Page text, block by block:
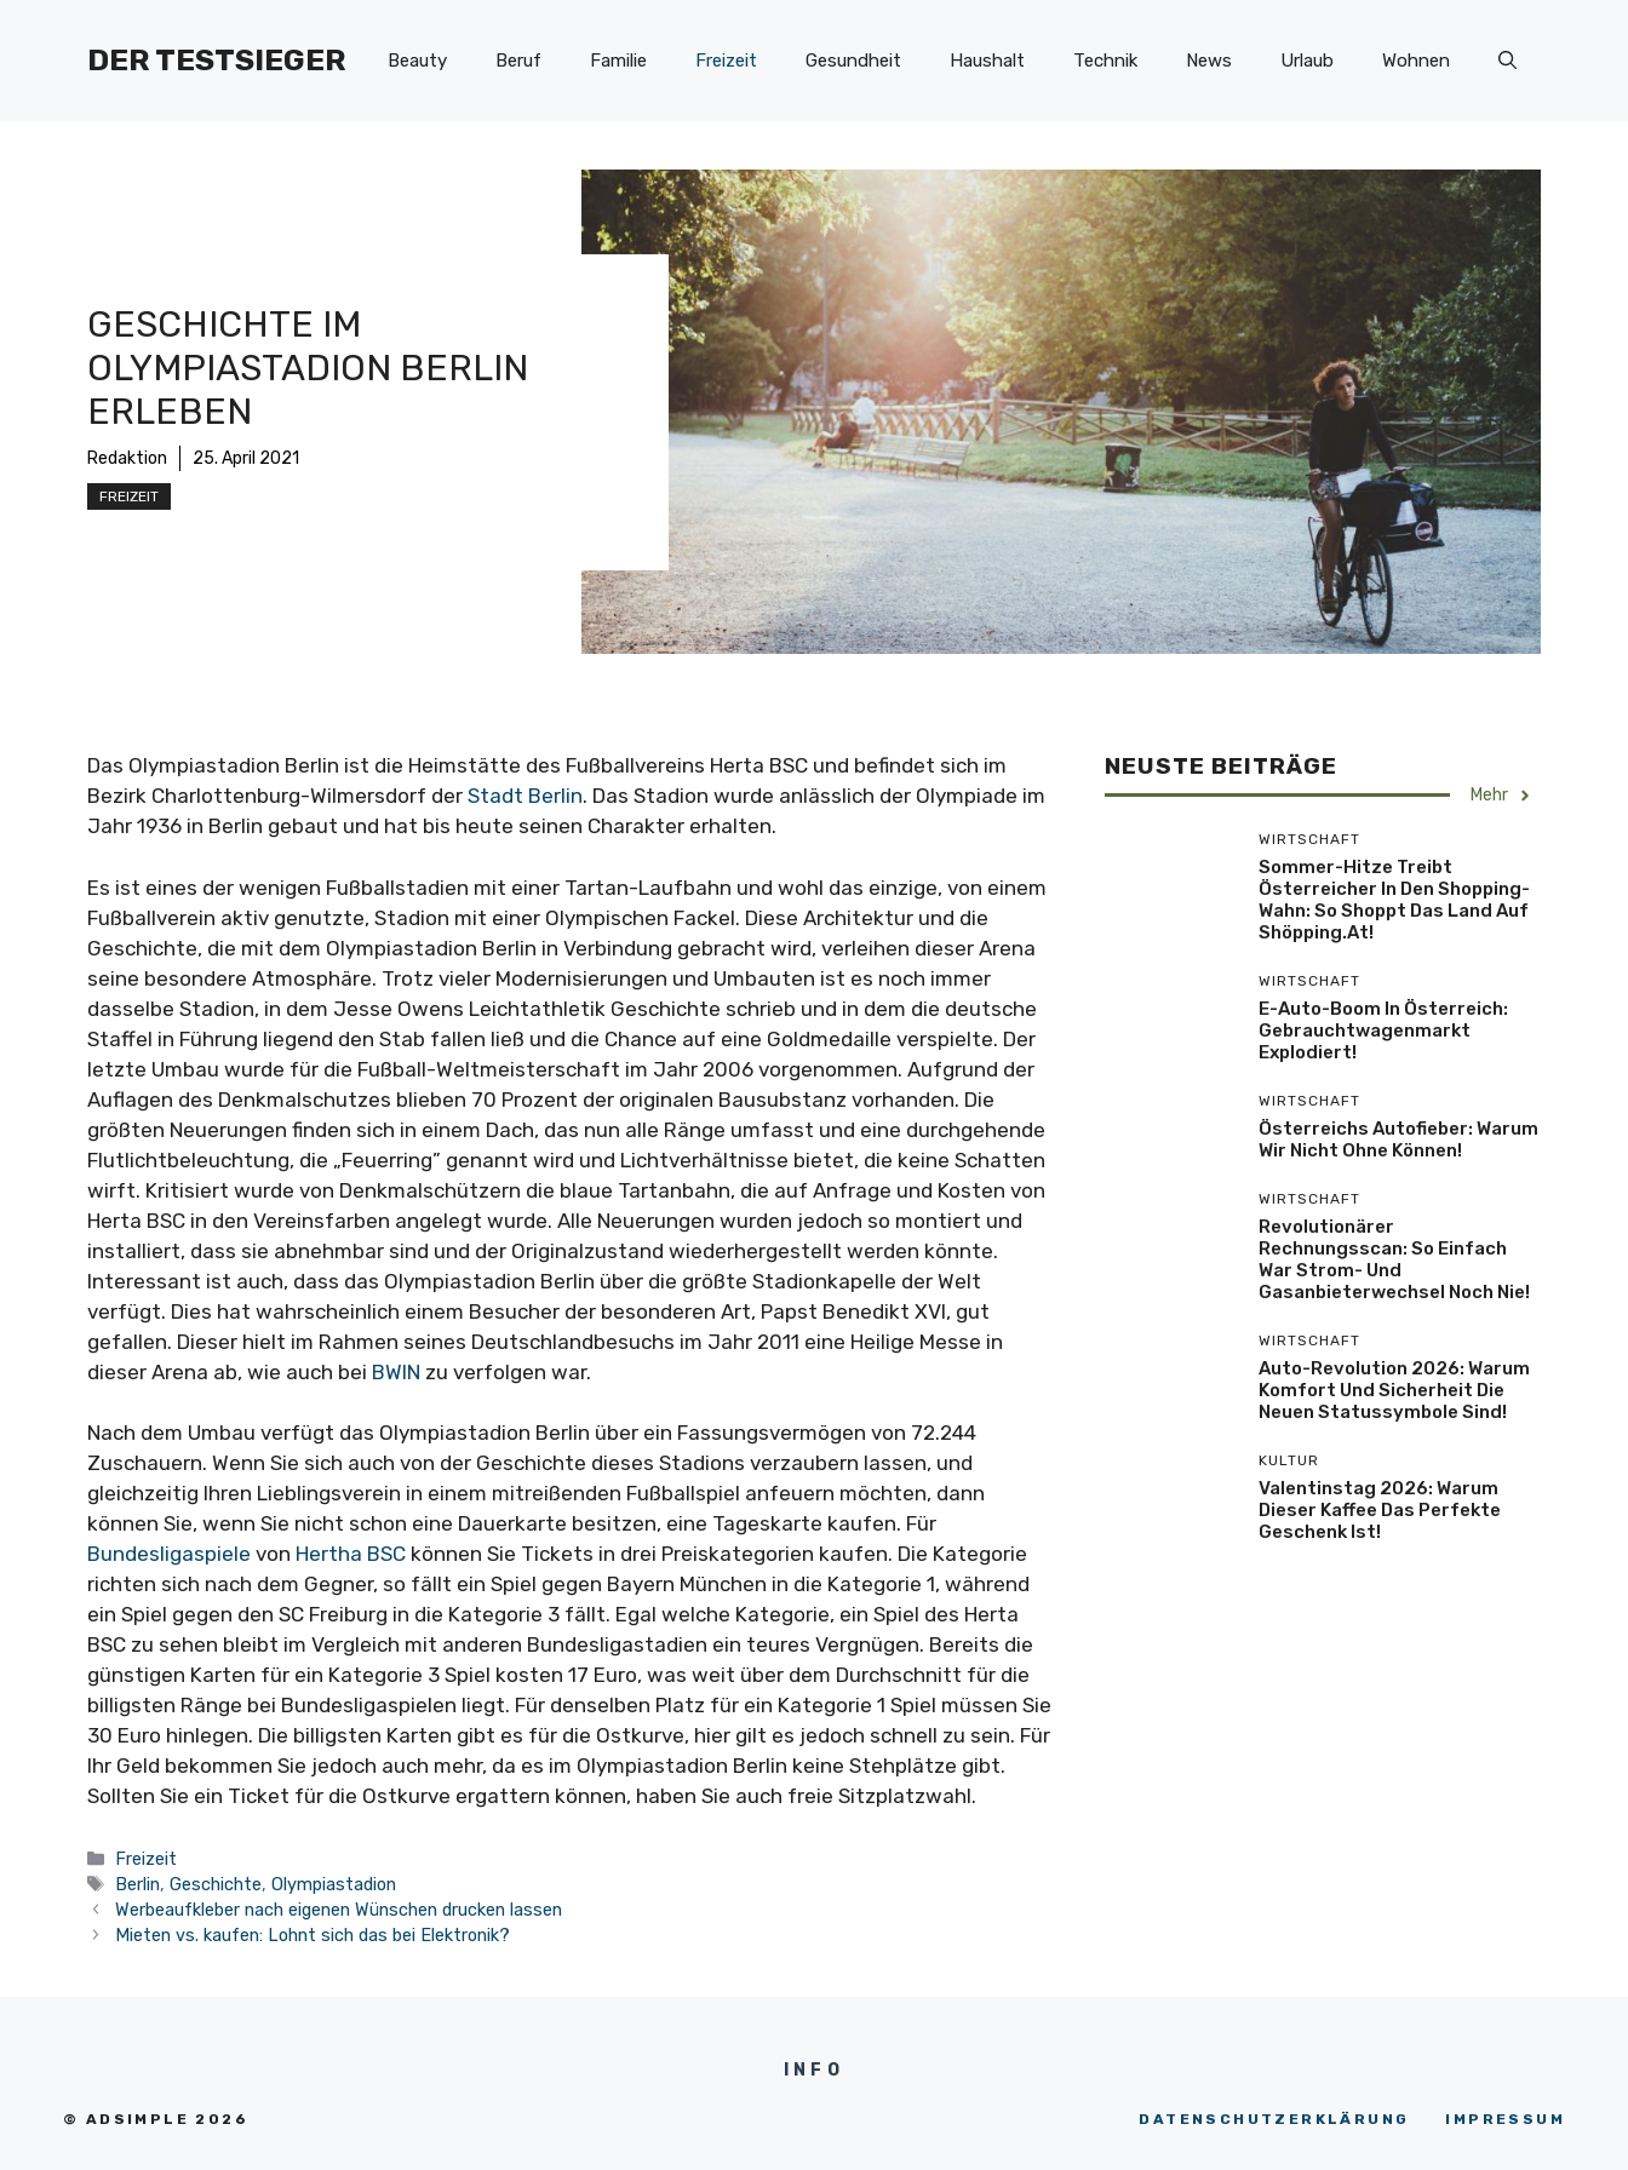
DER TESTSIEGER Beauty Beruf Familie Freizeit Gesundheit Haushalt Technik News Urlaub Wohnen
GESCHICHTE IM
OLYMPIASTADION BERLIN
ERLEBEN
Redaktion 25. April 2021
FREIZEIT
Das Olympiastadion Berlin ist die Heimstätte des Fußballvereins Herta BSC und befindet sich im
Bezirk Charlottenburg-Wilmersdorf der Stadt Berlin. Das Stadion wurde anlässlich der Olympiade im
Jahr 1936 in Berlin gebaut und hat bis heute seinen Charakter erhalten.
Es ist eines der wenigen Fußballstadien mit einer Tartan-Laufbahn und wohl das einzige, von einem
Fußballverein aktiv genutzte, Stadion mit einer Olympischen Fackel. Diese Architektur und die
Geschichte, die mit dem Olympiastadion Berlin in Verbindung gebracht wird, verleihen dieser Arena
seine besondere Atmosphäre. Trotz vieler Modernisierungen und Umbauten ist es noch immer
dasselbe Stadion, in dem Jesse Owens Leichtathletik Geschichte schrieb und in dem die deutsche
Staffel in Führung liegend den Stab fallen ließ und die Chance auf eine Goldmedaille verspielte. Der
letzte Umbau wurde für die Fußball-Weltmeisterschaft im Jahr 2006 vorgenommen. Aufgrund der
Auflagen des Denkmalschutzes blieben 70 Prozent der originalen Bausubstanz vorhanden. Die
größten Neuerungen finden sich in einem Dach, das nun alle Ränge umfasst und eine durchgehende
Flutlichtbeleuchtung, die „Feuerring” genannt wird und Lichtverhältnisse bietet, die keine Schatten
wirft. Kritisiert wurde von Denkmalschützern die blaue Tartanbahn, die auf Anfrage und Kosten von
Herta BSC in den Vereinsfarben angelegt wurde. Alle Neuerungen wurden jedoch so montiert und
installiert, dass sie abnehmbar sind und der Originalzustand wiederhergestellt werden könnte.
Interessant ist auch, dass das Olympiastadion Berlin über die größte Stadionkapelle der Welt
verfügt. Dies hat wahrscheinlich einem Besucher der besonderen Art, Papst Benedikt XVI, gut
gefallen. Dieser hielt im Rahmen seines Deutschlandbesuchs im Jahr 2011 eine Heilige Messe in
dieser Arena ab, wie auch bei BWIN zu verfolgen war.
Nach dem Umbau verfügt das Olympiastadion Berlin über ein Fassungsvermögen von 72.244
Zuschauern. Wenn Sie sich auch von der Geschichte dieses Stadions verzaubern lassen, und
gleichzeitig Ihren Lieblingsverein in einem mitreißenden Fußballspiel anfeuern möchten, dann
können Sie, wenn Sie nicht schon eine Dauerkarte besitzen, eine Tageskarte kaufen. Für
Bundesligaspiele von Hertha BSC können Sie Tickets in drei Preiskategorien kaufen. Die Kategorie
richten sich nach dem Gegner, so fällt ein Spiel gegen Bayern München in die Kategorie 1, während
ein Spiel gegen den SC Freiburg in die Kategorie 3 fällt. Egal welche Kategorie, ein Spiel des Herta
BSC zu sehen bleibt im Vergleich mit anderen Bundesligastadien ein teures Vergnügen. Bereits die
günstigen Karten für ein Kategorie 3 Spiel kosten 17 Euro, was weit über dem Durchschnitt für die
billigsten Ränge bei Bundesligaspielen liegt. Für denselben Platz für ein Kategorie 1 Spiel müssen Sie
30 Euro hinlegen. Die billigsten Karten gibt es für die Ostkurve, hier gilt es jedoch schnell zu sein. Für
Ihr Geld bekommen Sie jedoch auch mehr, da es im Olympiastadion Berlin keine Stehplätze gibt.
Sollten Sie ein Ticket für die Ostkurve ergattern können, haben Sie auch freie Sitzplatzwahl.
Kategorien
Freizeit
Schlagwörter
Berlin,Geschichte,Olympiastadion
Werbeaufkleber nach eigenen Wünschen drucken lassen
Mieten vs. kaufen: Lohnt sich das bei Elektronik?
NEUSTE BEITRÄGE
Mehr
WIRTSCHAFT
Sommer-Hitze Treibt
Österreicher In Den Shopping-
Wahn: So Shoppt Das Land Auf
Shöpping.at!
WIRTSCHAFT
E-Auto-Boom In Österreich:
Gebrauchtwagenmarkt
Explodiert!
WIRTSCHAFT
Österreichs Autofieber: Warum
Wir Nicht Ohne Können!
WIRTSCHAFT
Revolutionärer
Rechnungsscan: So Einfach
War Strom- Und
Gasanbieterwechsel Noch Nie!
WIRTSCHAFT
Auto-Revolution 2026: Warum
Komfort Und Sicherheit Die
Neuen Statussymbole Sind!
KULTUR
Valentinstag 2026: Warum
Dieser Kaffee Das Perfekte
Geschenk Ist!
INFO
© ADSIMPLE 2026 DATENSCHUTZERKLÄRUNG IMPRESSUM